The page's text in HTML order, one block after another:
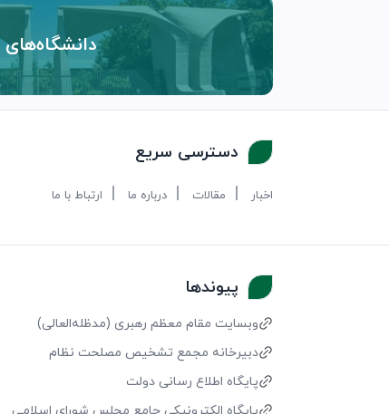
دسترسی سریع
اخبار مقالات درباره ما ارتباط با ما
پیوندها
وبسایت مقام معظم رهبری (مد‌ظله‌العالی)
دبیرخانه مجمع تشخیص مصلحت نظام
پایگاه اطلاع رسانی دولت